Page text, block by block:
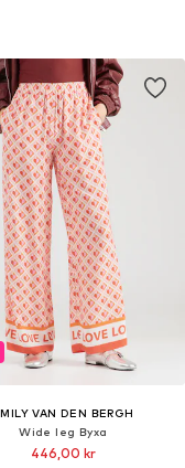
VAN DEN BERGH
Wide leg Byxa
446,00 kr